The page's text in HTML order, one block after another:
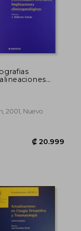
de las
2001, Nuevo